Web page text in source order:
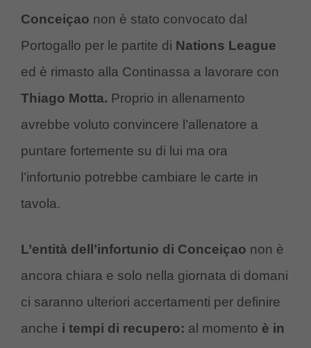
Conceiçao non è stato convocato dal
Portogallo per le partite di Nations League
ed è rimasto alla Continassa a lavorare con
Thiago Motta. Proprio in allenamento
avrebbe voluto convincere l’allenatore a
puntare fortemente su di lui ma ora
l’infortunio potrebbe cambiare le carte in
tavola.
L’entità dell’infortunio di Conceiçao non è
ancora chiara e solo nella giornata di domani
ci saranno ulteriori accertamenti per definire
anche i tempi di recupero: al momento è in